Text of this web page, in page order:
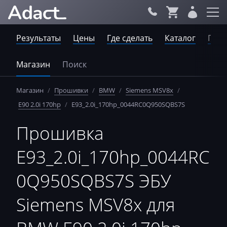
Результаты Цены Где сделать Каталог
Магазин Поиск
Магазин / Прошивки / BMW / Siemens MSV8x /
E90 2.0i 170hp / E93_2.0i_170hp_0044RC0Q950SQBS7S
Прошивка
E93_2.0i_170hp_0044RC
0Q950SQBS7S ЭБУ
Siemens MSV8x для